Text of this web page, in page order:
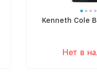
Kenneth Cole
Нет в